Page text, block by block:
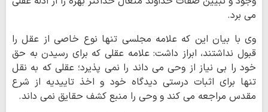
می برد.
وی با بیان این که علامه مجلسی تنها نوع خاصی از عقل را
قبول نداشتند، ابراز داشت: علامه عقلی که برای رسیدن به حق
خود را بی نیاز از وحی می داند را نمی پذیرد؛ عقلی که به نقل
تنها برای اثبات درستی دیدگاه خود و اخذ تاییدیه از شرع
مقدس مراجعه می کند و وحی را منبع کشف حقایق نمی داند.